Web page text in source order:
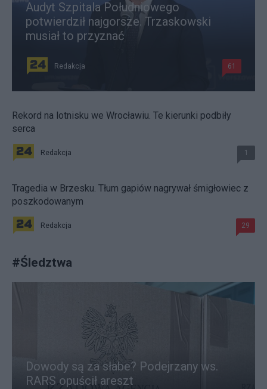
Audyt Szpitala Południowego
potwierdził najgorsze. Trzaskowski
musiał to przyznać
Redakcja 61
Rekord na lotnisku we Wrocławiu. Te kierunki podbiły
serca
Redakcja 1
Tragedia w Brzesku. Tłum gapiów nagrywał śmigłowiec z
poszkodowanym
Redakcja 29
#Śledztwa
Dowody są za słabe? Podejrzany ws.
RARS opuścił areszt